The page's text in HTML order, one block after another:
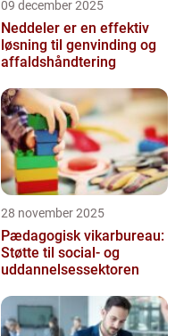
09 december 2025
Neddeler er en effektiv
løsning til genvinding og
affaldshåndtering
28 november 2025
Pædagogisk vikarbureau:
Støtte til social- og
uddannelsessektoren